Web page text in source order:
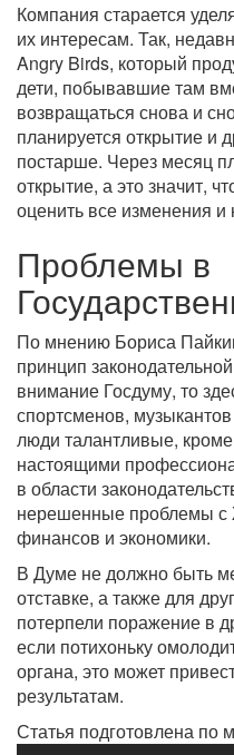
Компания старается
их интересам. Так,
Angry Birds, который
дети, побывавшие там
возвращаться снова и
планируется открытие и
постарше. Через месяц
открытие, а это значит,
оценить все изменения
Проблемы в
По мнению Бориса
принцип
внимание Госдуму, то
спортсменов,
люди талантливые,
настоящими
в области
нерешенные проблемы с
финансов и экономики.
В Думе не должно быть
отставке, а также для
потерпели поражение в
если потихоньку
органа, это может
результатам.
Статья подготовлена по